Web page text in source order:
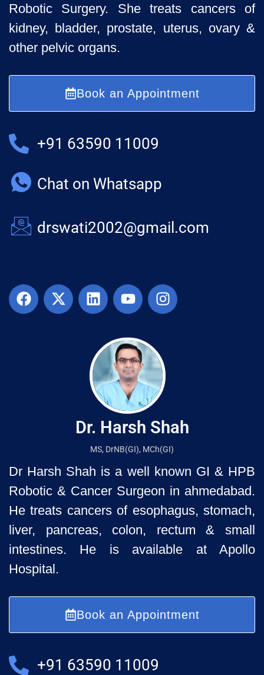
Robotic Surgery. She treats cancers of
kidney, bladder, prostate, uterus, ovary &
other pelvic organs.
Book an Appointment
+91 63590 11009
Chat on Whatsapp
drswati2002@gmail.com
Dr. Harsh Shah
MS, DrNB(GI), MCh(GI)
Dr Harsh Shah is a well known GI & HPB
Robotic & Cancer Surgeon in ahmedabad.
He treats cancers of esophagus, stomach,
liver, pancreas, colon, rectum & small
intestines. He is available at Apollo
Hospital.
Book an Appointment
+91 63590 11009